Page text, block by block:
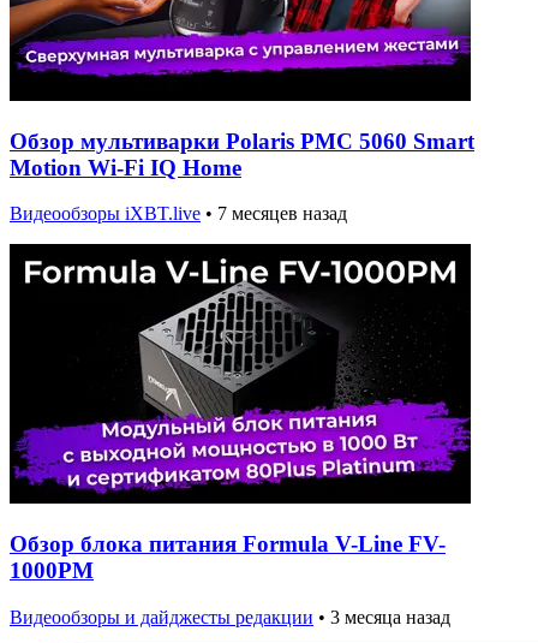
Обзор мультиварки Polaris PMC 5060 Smart
Motion Wi-Fi IQ Home
Видеообзоры iXBT.live • 7 месяцев назад
Обзор блока питания Formula V-Line FV-
1000PM
Видеообзоры и дайджесты редакции • 3 месяца назад